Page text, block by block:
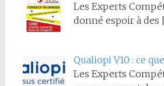
Les Experts
donné espoir à des
Qualiopi V10 : ce
Les Experts